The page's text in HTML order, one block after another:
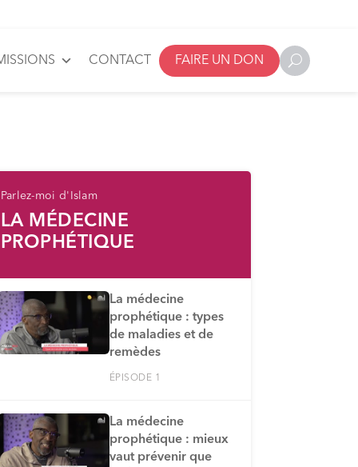
CONTACT FAIRE UN DON
Parlez-moi d'Islam
LA MÉDECINE
PROPHÉTIQUE
La médecine
prophétique : types
de maladies et de
remèdes
ÉPISODE 1
La médecine
prophétique : mieux
vaut prévenir que